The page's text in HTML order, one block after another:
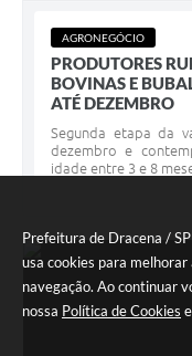
Prefeitura de Dracena /
usa cookies para
navegação. Ao continuar
nossa Política de Cookies e
AGRONEGÓCIO
PRODUTORES
BOVINAS E
ATÉ DEZEMBRO
Segunda etapa da
dezembro e
idade entre 3 e 8